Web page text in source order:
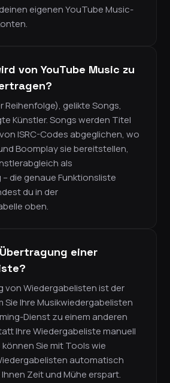
eigenen YouTube Music-
von YouTube Music zu
Reihenfolge), gelikte Songs,
Künstler. Songs werden Titel
ISRC-Codes abgeglichen, wo
Boomplay sie bereitstellen,
als
die genaue Funktionsliste
du in der
oben.
einer
von Wiedergabelisten ist der
Sie Ihre Musikwiedergabelisten
Dienst zu einem anderen
Ihre Wiedergabeliste manuell
Sie mit Tools wie
automatisch
Zeit und Mühe erspart.